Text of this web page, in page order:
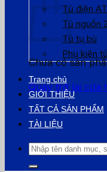
Chưa có sản
Quay trở lại cửa
Tủ điện
Tủ nguồn
Tủ tụ bù
Phụ kiện
Trang chủ
GIỚI THIỆU
TẤT CẢ SẢN PHẨM
TÀI LIỆU
Tìm
kiếm: